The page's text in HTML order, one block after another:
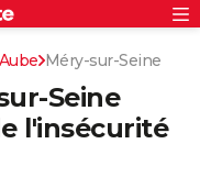
Rechercher
Méry-sur-Seine
Seine
l'insécurité